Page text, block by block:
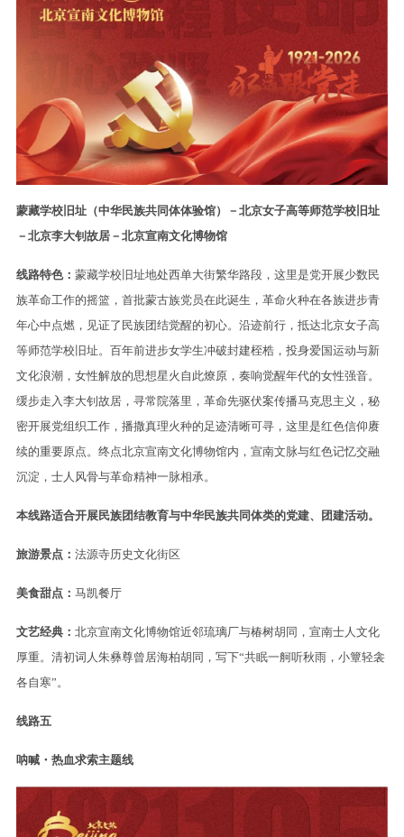
蒙藏学校旧址（中华民族共同体体验馆）－北京女子高等师范学校旧址
－北京李大钊故居－北京宣南文化博物馆
线路特色： 蒙藏学校旧址地处西单大街繁华路段，这里是党开展少数民
族革命工作的摇篮，首批蒙古族党员在此诞生，革命火种在各族进步青
年心中点燃，见证了民族团结觉醒的初心。沿迹前行，抵达北京女子高
等师范学校旧址。百年前进步女学生冲破封建桎梏，投身爱国运动与新
文化浪潮，女性解放的思想星火自此燎原，奏响觉醒年代的女性强音。
缓步走入李大钊故居，寻常院落里，革命先驱伏案传播马克思主义，秘
密开展党组织工作，播撒真理火种的足迹清晰可寻，这里是红色信仰赓
续的重要原点。终点北京宣南文化博物馆内，宣南文脉与红色记忆交融
沉淀，士人风骨与革命精神一脉相承。
本线路适合开展民族团结教育与中华民族共同体类的党建、团建活动。
旅游景点： 法源寺历史文化街区
美食甜点： 马凯餐厅
文艺经典： 北京宣南文化博物馆近邻琉璃厂与椿树胡同，宣南士人文化
厚重。清初词人朱彝尊曾居海柏胡同，写下“共眠一舸听秋雨，小簟轻衾
各自寒”。
线路五
呐喊・热血求索主题线